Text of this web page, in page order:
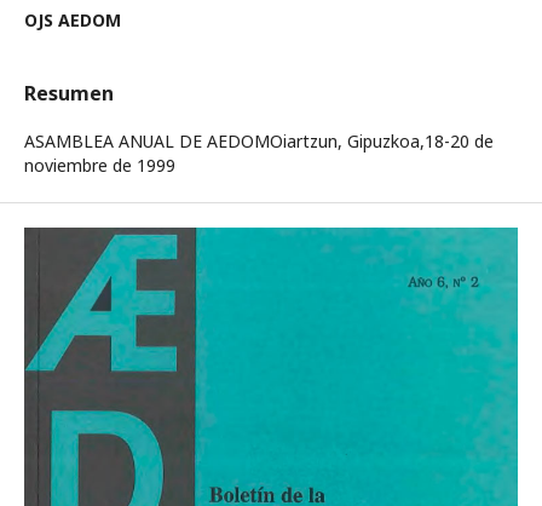
OJS AEDOM
Resumen
ASAMBLEA ANUAL DE AEDOMOiartzun, Gipuzkoa,18-20 de
noviembre de 1999